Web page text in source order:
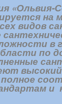
«Ольвия-
на
видов
в
по
полное
и